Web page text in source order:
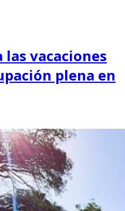
las vacaciones
plena en